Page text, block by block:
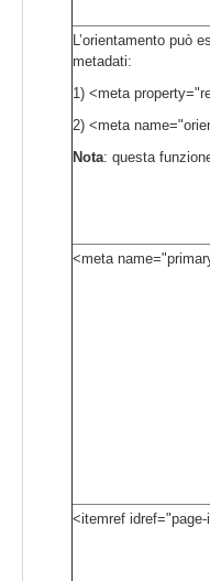
L’orientamento può
metadati:
1) <meta
2) <meta
Nota: questa
<meta
<itemref